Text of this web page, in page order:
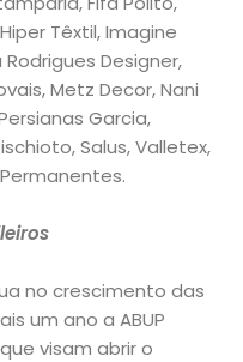
Têxtil, Imagine
Designer,
Metz Decor, Nani
Garcia,
Salus, Valletex,
no crescimento das
um ano a ABUP
visam abrir o